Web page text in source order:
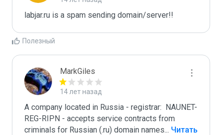
labjar.ru is a spam sending domain/server!!
Полезный
MarkGiles
14 лет назад
A company located in Russia - registrar:  NAUNET-
REG-RIPN - accepts service contracts from
criminals for Russian (.ru) domain names... Читать